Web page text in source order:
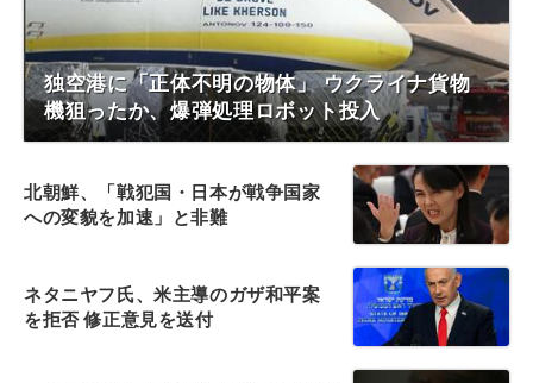
独空港に「正体不明の物体」 ウクライナ貨物
機狙ったか、爆弾処理ロボット投入
北朝鮮、「戦犯国・日本が戦争国家
への変貌を加速」と非難
ネタニヤフ氏、米主導のガザ和平案
を拒否 修正意見を送付